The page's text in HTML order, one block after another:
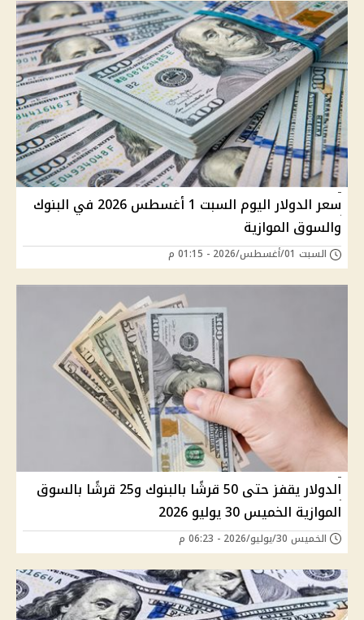
سعر الدولار اليوم السبت 1 أغسطس 2026 في البنوك
والسوق الموازية
السبت 01/أغسطس/2026 - 01:15 م
الدولار يقفز حتى 50 قرشًا بالبنوك و25 قرشًا بالسوق
الموازية الخميس 30 يوليو 2026
الخميس 30/يوليو/2026 - 06:23 م